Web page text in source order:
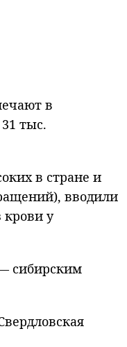
в
тыс.
в стране и
вводили
крови у
сибирским